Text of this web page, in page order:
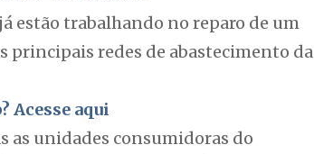
estão trabalhando no reparo de um
principais redes de abastecimento da
Acesse aqui
as unidades consumidoras do